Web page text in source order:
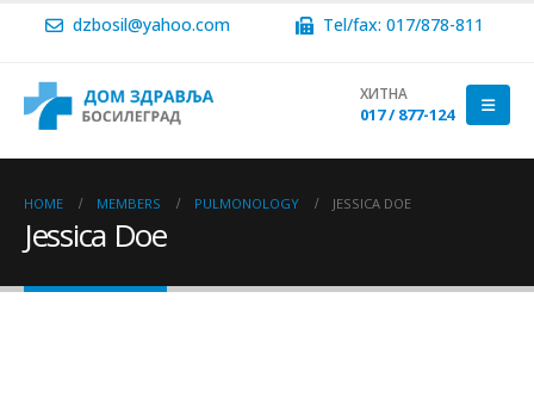
dzbosil@yahoo.com Tel/fax: 017/878-811
ХИТНА
017 / 877-124
HOME MEMBERS PULMONOLOGY JESSICA DOE
Jessica Doe